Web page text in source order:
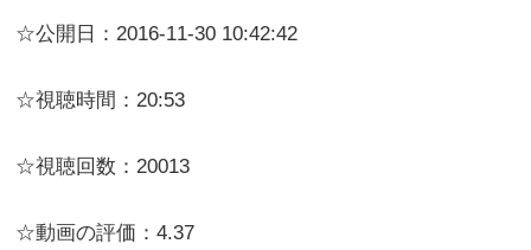
☆公開日：2016-11-30 10:42:42
☆視聴時間：20:53
☆視聴回数：20013
☆動画の評価：4.37